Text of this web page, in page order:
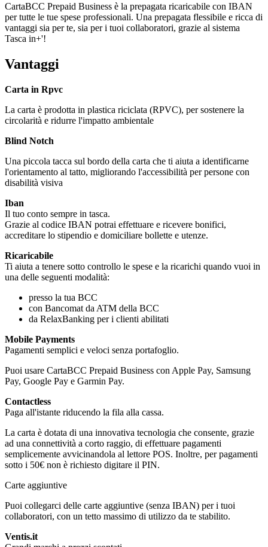
CartaBCC Prepaid Business è la prepagata ricaricabile con IBAN
per tutte le tue spese professionali. Una prepagata flessibile e ricca di
vantaggi sia per te, sia per i tuoi collaboratori, grazie al sistema
Tasca in+'!
Vantaggi
Carta in Rpvc
La carta è prodotta in plastica riciclata (RPVC), per sostenere la
circolarità e ridurre l'impatto ambientale
Blind Notch
Una piccola tacca sul bordo della carta che ti aiuta a identificarne
l'orientamento al tatto, migliorando l'accessibilità per persone con
disabilità visiva
Iban
Il tuo conto sempre in tasca.
Grazie al codice IBAN potrai effettuare e ricevere bonifici,
accreditare lo stipendio e domiciliare bollette e utenze.
Ricaricabile
Ti aiuta a tenere sotto controllo le spese e la ricarichi quando vuoi in
una delle seguenti modalità:
presso la tua BCC
con Bancomat da ATM della BCC
da RelaxBanking per i clienti abilitati
Mobile Payments
Pagamenti semplici e veloci senza portafoglio.
Puoi usare CartaBCC Prepaid Business con Apple Pay, Samsung
Pay, Google Pay e Garmin Pay.
Contactless
Paga all'istante riducendo la fila alla cassa.
La carta è dotata di una innovativa tecnologia che consente, grazie
ad una connettività a corto raggio, di effettuare pagamenti
semplicemente avvicinandola al lettore POS. Inoltre, per pagamenti
sotto i 50€ non è richiesto digitare il PIN.
Carte aggiuntive
Puoi collegarci delle carte aggiuntive (senza IBAN) per i tuoi
collaboratori, con un tetto massimo di utilizzo da te stabilito.
Ventis.it